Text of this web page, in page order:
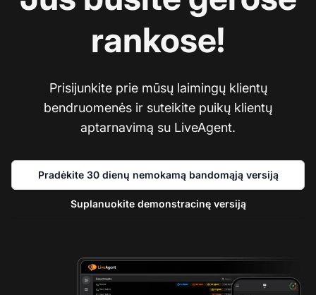
rankose!
Prisijunkite prie mūsų laimingų klientų
bendruomenės ir suteikite puikų klientų
aptarnavimą su LiveAgent.
Pradėkite 30 dienų nemokamą bandomąją versiją
Suplanuokite demonstracinę versiją